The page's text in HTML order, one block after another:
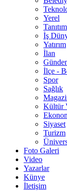
Yerel
Tanıtım
İş
Yatırım
İlan
İlçe -
Spor
Sağlık
Kültür
Siyaset
Turizm
Foto Galeri
Video
Yazarlar
Künye
İletişim